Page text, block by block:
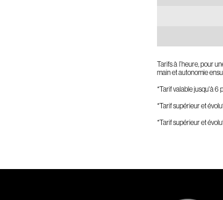
Tarifs à l’heure, pour
main et autonomie
*Tarif valable jusqu'à 6
*Tarif supérieur et
*Tarif supérieur et